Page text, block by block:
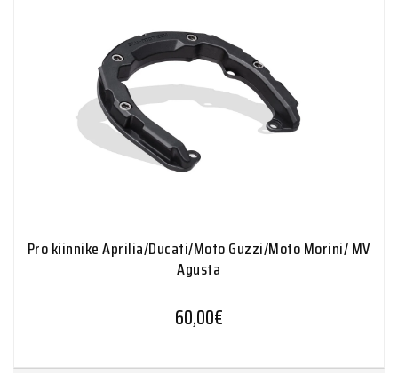
Pro kiinnike Aprilia/Ducati/Moto Guzzi/Moto Morini/ MV
Agusta
60,00€